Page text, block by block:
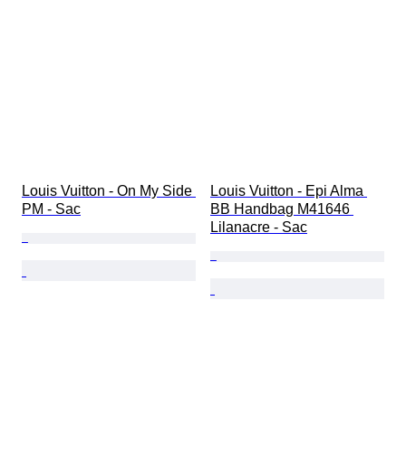
Louis Vuitton - On My Side
PM - Sac
Louis Vuitton - Epi Alma
BB Handbag M41646
Lilanacre - Sac